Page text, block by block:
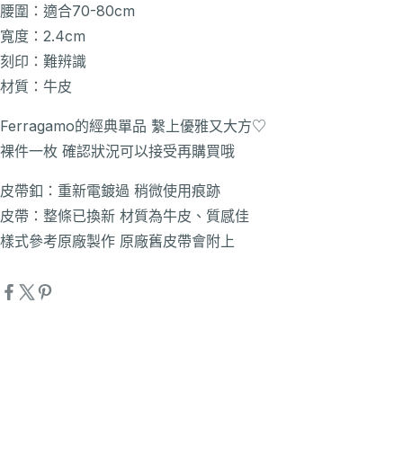
腰圍：適合70-80cm
寬度：2.4cm
刻印：難辨識
材質：牛皮
Ferragamo的經典單品 繫上優雅又大方♡
裸件一枚 確認狀況可以接受再購買哦
皮帶釦：重新電鍍過 稍微使用痕跡
皮帶：整條已換新 材質為牛皮、質感佳
樣式參考原廠製作 原廠舊皮帶會附上